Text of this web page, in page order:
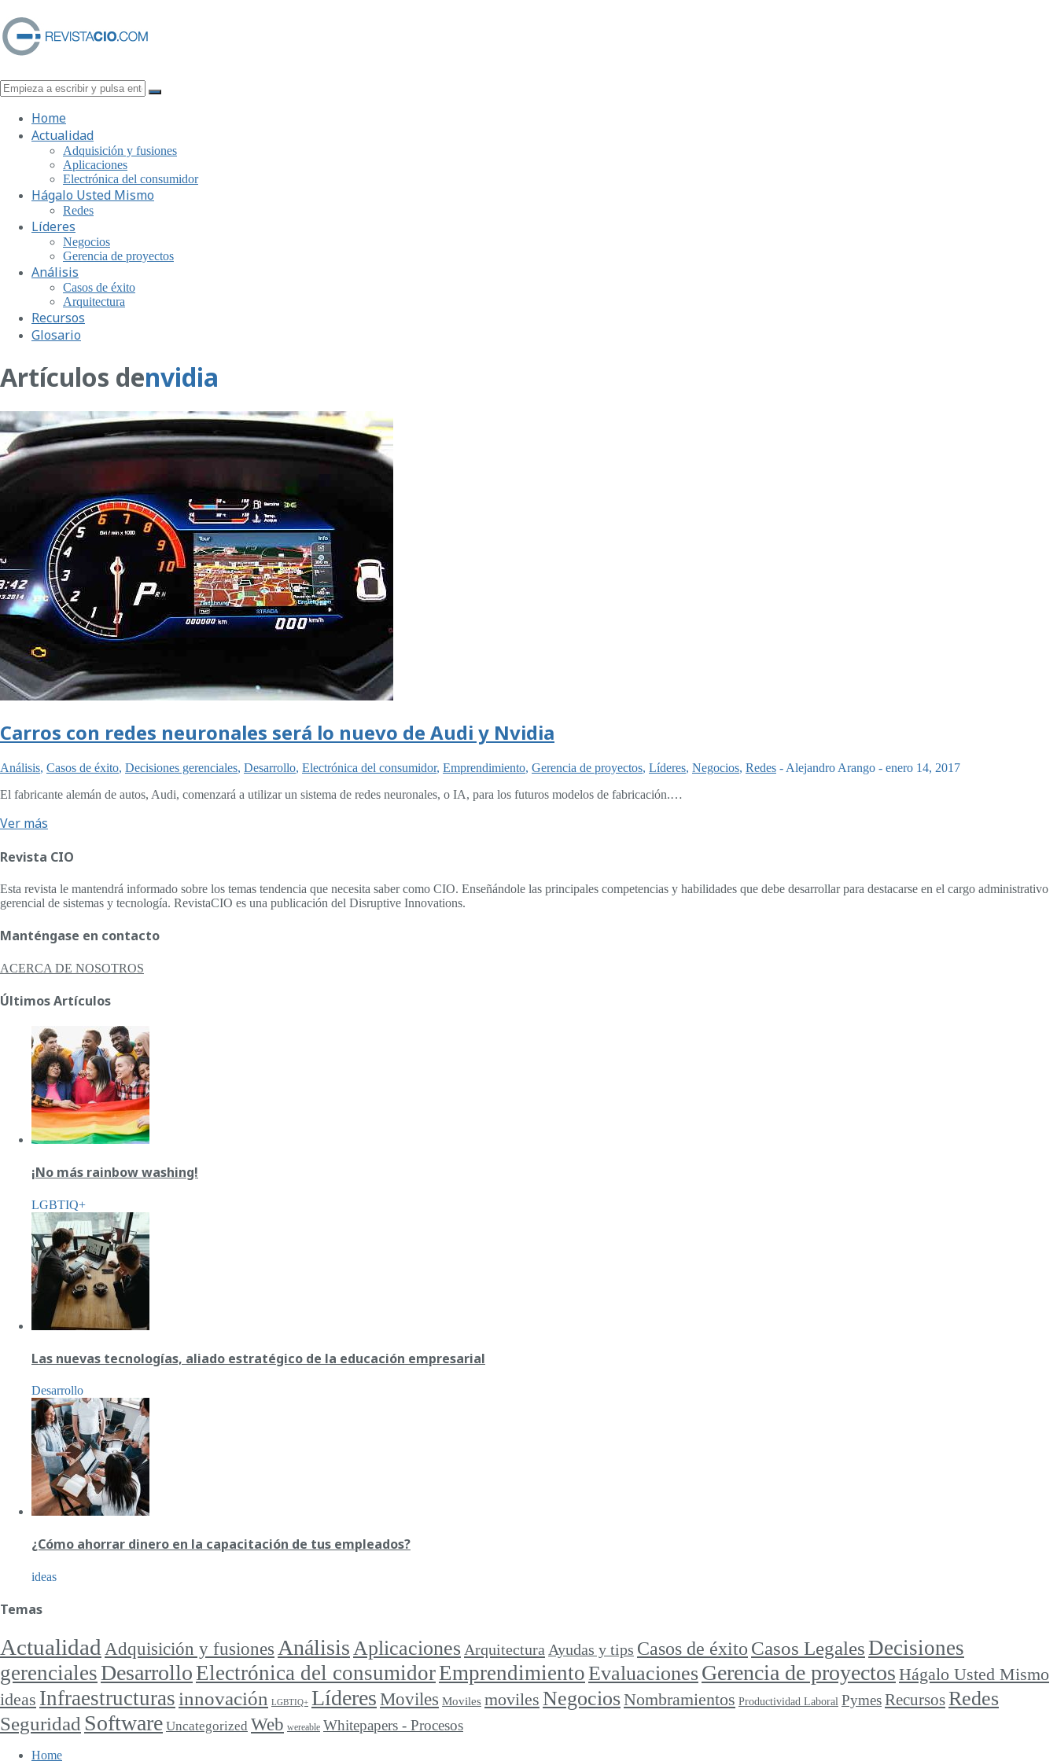
Home
Actualidad
Adquisición y fusiones
Aplicaciones
Electrónica del consumidor
Hágalo Usted Mismo
Redes
Líderes
Negocios
Gerencia de proyectos
Análisis
Casos de éxito
Arquitectura
Recursos
Glosario
Artículos denvidia
Carros con redes neuronales será lo nuevo de Audi y Nvidia
Análisis, Casos de éxito, Decisiones gerenciales, Desarrollo, Electrónica del consumidor, Emprendimiento, Gerencia de proyectos, Líderes, Negocios, Redes - Alejandro Arango - enero 14, 2017
El fabricante alemán de autos, Audi, comenzará a utilizar un sistema de redes neuronales, o IA, para los futuros modelos de fabricación.…
Ver más
Revista CIO
Esta revista le mantendrá informado sobre los temas tendencia que necesita saber como CIO. Enseñándole las principales competencias y habilidades que debe desarrollar para destacarse en el cargo administrativo
gerencial de sistemas y tecnología. RevistaCIO es una publicación del Disruptive Innovations.
Manténgase en contacto
ACERCA DE NOSOTROS
Últimos Artículos
¡No más rainbow washing!
LGBTIQ+
Las nuevas tecnologías, aliado estratégico de la educación empresarial
Desarrollo
¿Cómo ahorrar dinero en la capacitación de tus empleados?
ideas
Temas
Actualidad Adquisición y fusionesAnálisisAplicaciones Arquitectura Ayudas y tips Casos de éxito Casos LegalesDecisiones
gerenciales DesarrolloElectrónica del consumidorEmprendimientoEvaluaciones Gerencia de proyectos Hágalo Usted Mismo
ideas Infraestructuras innovación LGBTIQ+ LíderesMoviles Moviles moviles Negocios Nombramientos Productividad Laboral PymesRecursosRedes
Seguridad Software Uncategorized Web wereable Whitepapers - Procesos
Home